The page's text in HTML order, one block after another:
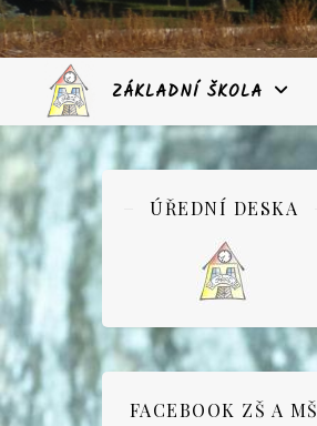
ZÁKLADNÍ ŠKOLA
ÚŘEDNÍ DESKA
FACEBOOK ZŠ A MŠ